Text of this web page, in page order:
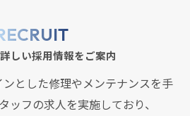
しい採用情報をご案内
とした修理やメンテナンスを手
ッフの求人を実施しており、